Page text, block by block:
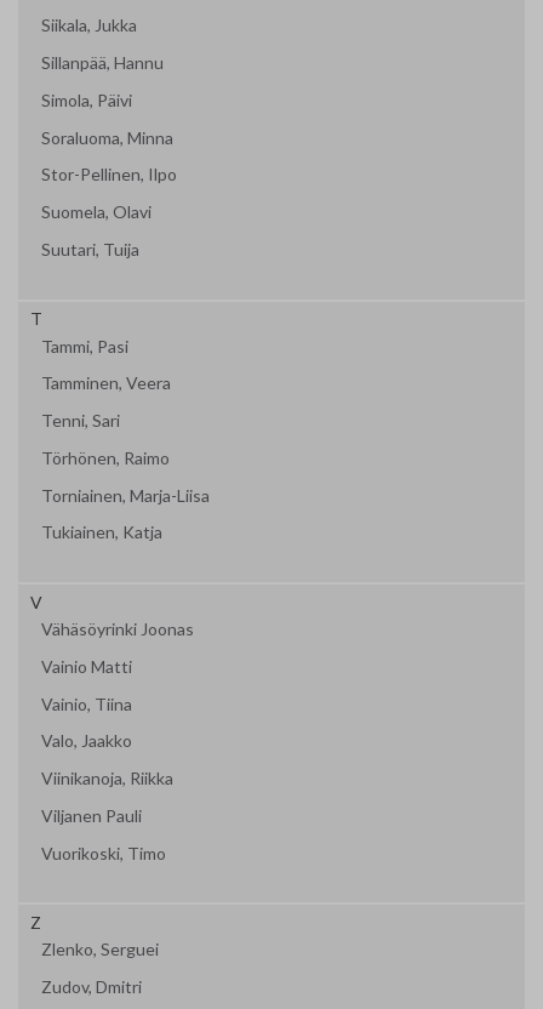
Siikala, Jukka
Sillanpää, Hannu
Simola, Päivi
Soraluoma, Minna
Stor-Pellinen, Ilpo
Suomela, Olavi
Suutari, Tuija
T
Tammi, Pasi
Tamminen, Veera
Tenni, Sari
Törhönen, Raimo
Torniainen, Marja-Liisa
Tukiainen, Katja
V
Vähäsöyrinki Joonas
Vainio Matti
Vainio, Tiina
Valo, Jaakko
Viinikanoja, Riikka
Viljanen Pauli
Vuorikoski, Timo
Z
Zlenko, Serguei
Zudov, Dmitri